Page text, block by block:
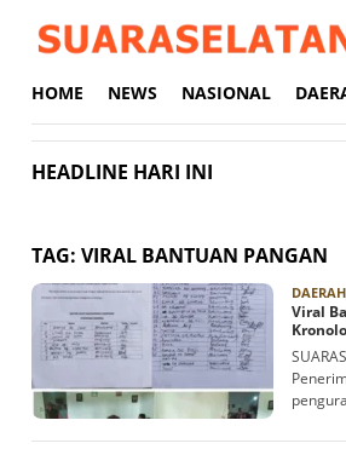
HOME NEWS NASIONAL
HEADLINE HARI INI
TAG: VIRAL BANTUAN PANGAN
DAERAH
Viral